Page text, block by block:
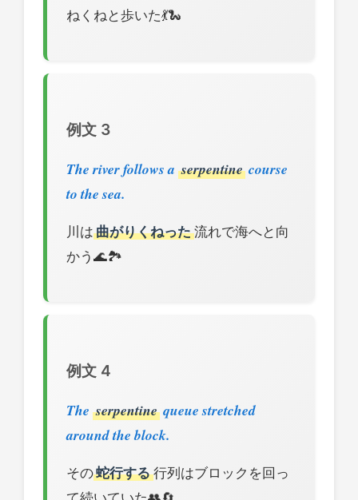
ねくねと歩いた💃🐍
例文 3
The river follows a serpentine course
to the sea.
川は 曲がりくねった流れで海へと向
かう🌊🏞️
例文 4
The serpentine queue stretched
around the block.
その蛇行する行列はブロックを回っ